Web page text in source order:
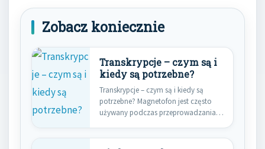
Zobacz koniecznie
Transkrypcje – czym są i
kiedy są potrzebne?
Transkrypcje – czym są i kiedy są
potrzebne? Magnetofon jest często
używany podczas przeprowadzania